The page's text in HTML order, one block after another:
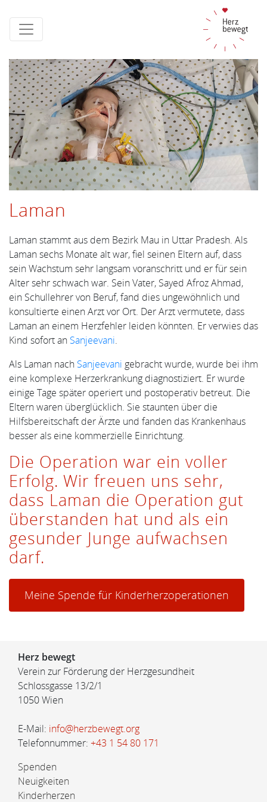
Laman
Laman stammt aus dem Bezirk Mau in Uttar Pradesh. Als
Laman sechs Monate alt war, fiel seinen Eltern auf, dass
sein Wachstum sehr langsam voranschritt und er für sein
Alter sehr schwach war. Sein Vater, Sayed Afroz Ahmad,
ein Schullehrer von Beruf, fand dies ungewöhnlich und
konsultierte einen Arzt vor Ort. Der Arzt vermutete, dass
Laman an einem Herzfehler leiden könnten. Er verwies das
Kind sofort an Sanjeevani.
Als Laman nach Sanjeevani gebracht wurde, wurde bei ihm
eine komplexe Herzerkrankung diagnostiziert. Er wurde
einige Tage später operiert und postoperativ betreut. Die
Eltern waren überglücklich. Sie staunten über die
Hilfsbereitschaft der Ärzte und fanden das Krankenhaus
besser als eine kommerzielle Einrichtung.
Die Operation war ein voller
Erfolg. Wir freuen uns sehr,
dass Laman die Operation gut
überstanden hat und als ein
gesunder Junge aufwachsen
darf.
Meine Spende für Kinderherzoperationen
Herz bewegt
Verein zur Förderung der Herzgesundheit
Schlossgasse 13/2/1
1050 Wien
E-Mail: info@herzbewegt.org
Telefonnummer: +43 1 54 80 171
Spenden
Neuigkeiten
Kinderherzen